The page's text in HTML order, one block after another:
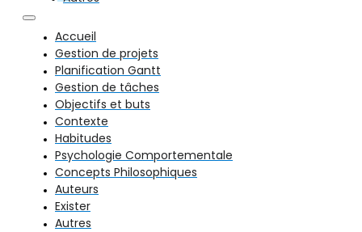
Accueil
Gestion de projets
Planification Gantt
Gestion de tâches
Objectifs et buts
Contexte
Habitudes
Psychologie Comportementale
Concepts Philosophiques
Auteurs
Exister
Autres